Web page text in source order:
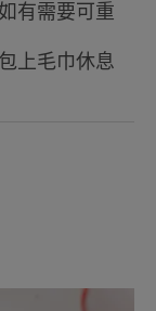
的局部製
年異位
有需要可重
上毛巾休息